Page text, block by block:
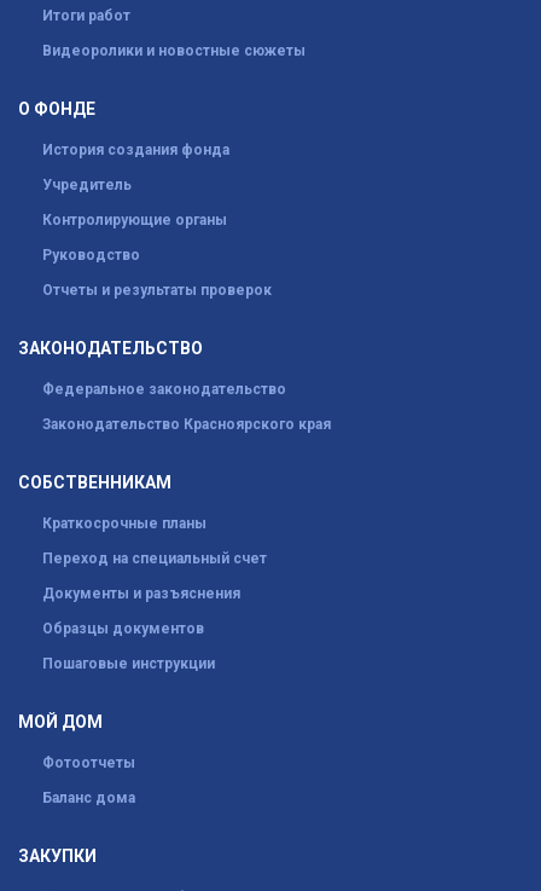
Итоги работ
Видеоролики и новостные сюжеты
О ФОНДЕ
История создания фонда
Учредитель
Контролирующие органы
Руководство
Отчеты и результаты проверок
ЗАКОНОДАТЕЛЬСТВО
Федеральное законодательство
Законодательство Красноярского края
СОБСТВЕННИКАМ
Краткосрочные планы
Переход на специальный счет
Документы и разъяснения
Образцы документов
Пошаговые инструкции
МОЙ ДОМ
Фотоотчеты
Баланс дома
ЗАКУПКИ